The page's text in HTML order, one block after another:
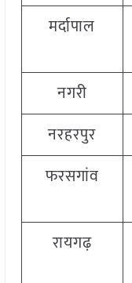
मर्दापाल
नगरी
नरहरपुर
फरसगांव
रायगढ़